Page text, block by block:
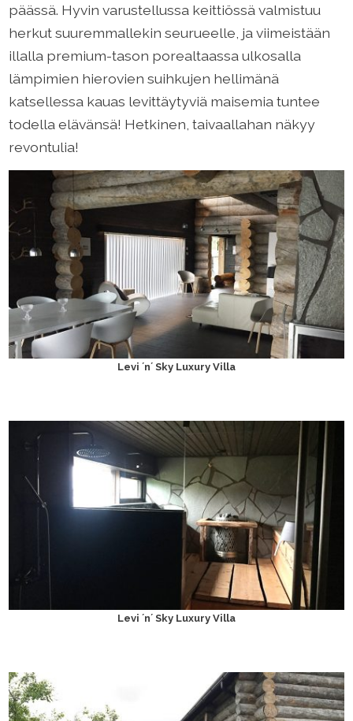
päässä. Hyvin varustellussa keittiössä valmistuu
herkut suuremmallekin seurueelle, ja viimeistään
illalla premium-tason porealtaassa ulkosalla
lämpimien hierovien suihkujen hellimänä
katsellessa kauas levittäytyviä maisemia tuntee
todella elävänsä! Hetkinen, taivaallahan näkyy
revontulia!
Levi ´n´ Sky Luxury Villa
Levi ´n´ Sky Luxury Villa